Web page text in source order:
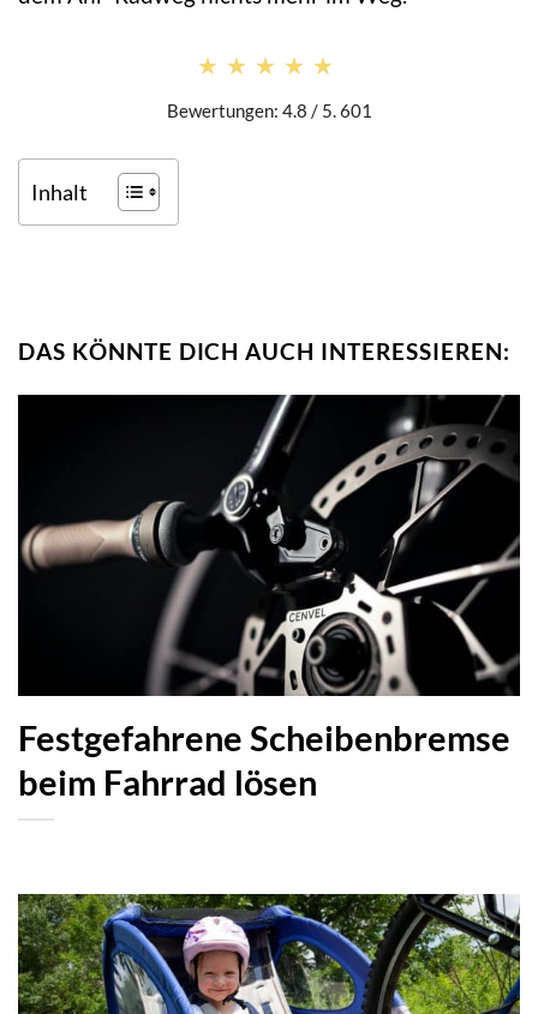
★★★★★
★★★★★
Bewertungen: 4.8 / 5. 601
Inhalt
DAS KÖNNTE DICH AUCH INTERESSIEREN:
Festgefahrene Scheibenbremse
beim Fahrrad lösen